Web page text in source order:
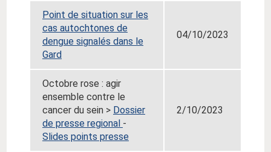
Point de situation sur les
cas autochtones de
dengue signalés dans le
Gard
04/10/2023
Octobre rose : agir
ensemble contre le
cancer du sein > Dossier
de presse regional -
Slides points presse
2/10/2023